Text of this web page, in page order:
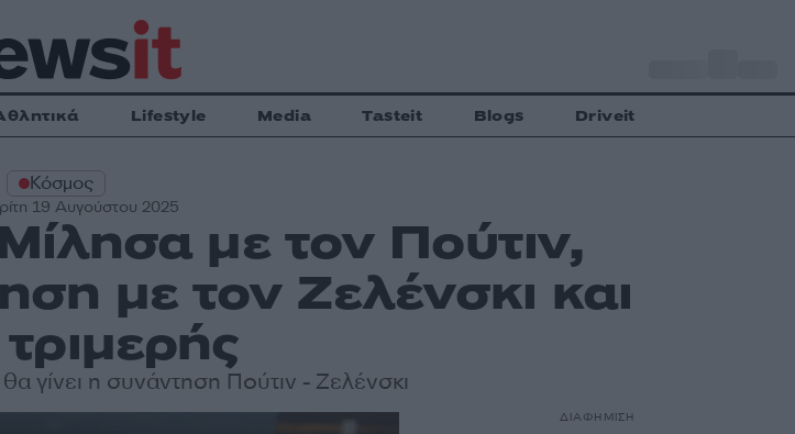
Lifestyle Media Tasteit Blogs Driveit
Κόσμος
19 Αυγούστου 2025
με τον Πούτιν,
με τον Ζελένσκι και
γίνει η συνάντηση Πούτιν - Ζελένσκι
ΔΙΑΦΗΜΙΣΗ